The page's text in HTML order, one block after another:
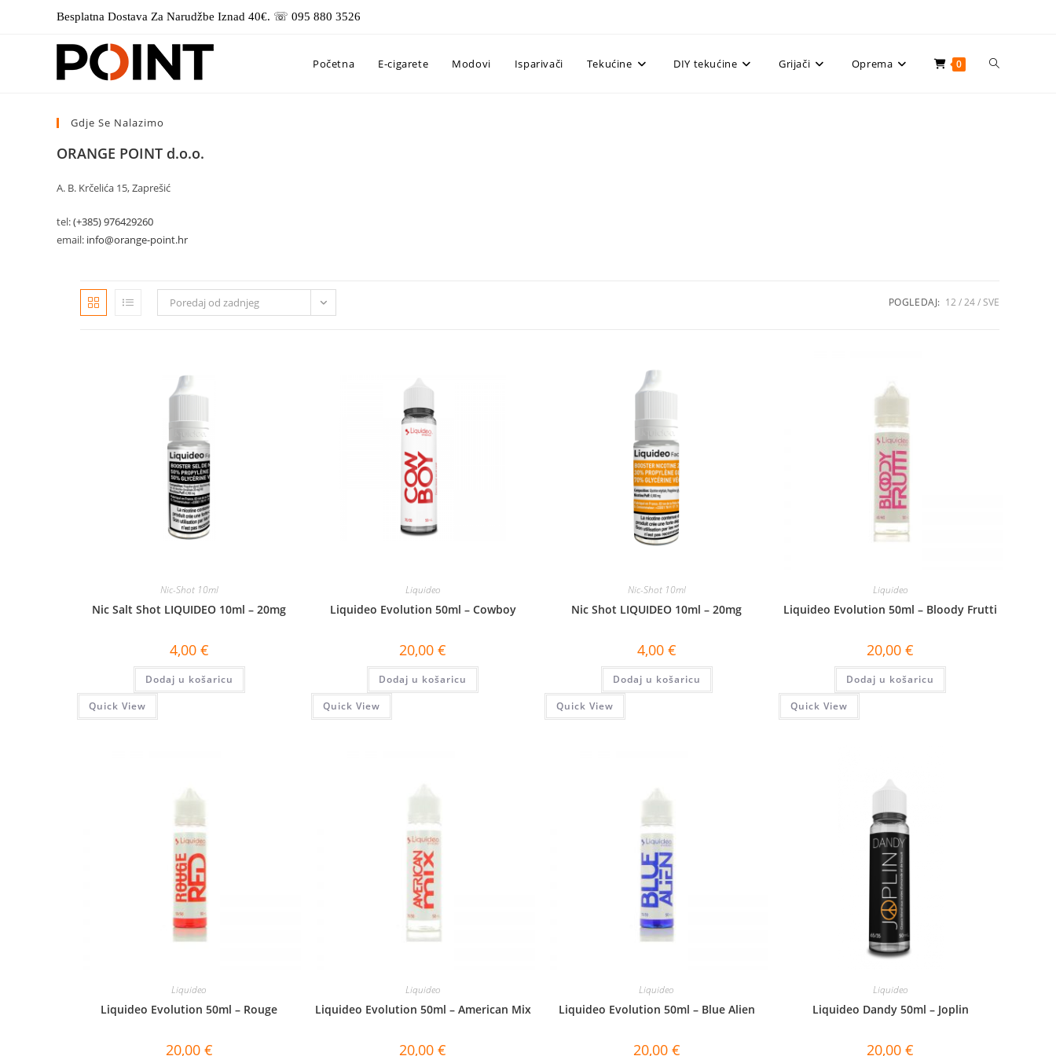
Besplatna Dostava Za Narudžbe Iznad 40€. ☏ 095 880 3526
Početna E-cigarete Modovi Isparivači Tekućine DIY tekućine Grijači Oprema 0 Uključi/
Gdje Se Nalazimo
ORANGE POINT d.o.o.
A. B. Krčelića 15, Zaprešić
tel:(+385) 976429260
email: info@orange-point.hr
Poredaj od zadnjeg POGLEDAJ: 12 24 SVE
Nic-Shot 10ml
Nic Salt Shot LIQUIDEO 10ml – 20mg
4,00 €
Dodaj u košaricu
Quick View
Liquideo
Liquideo Evolution 50ml – Cowboy
20,00€
Dodaj u košaricu
Quick View
Nic-Shot 10ml
Nic Shot LIQUIDEO 10ml – 20mg
4,00 €
Dodaj u košaricu
Quick View
Liquideo
Liquideo Evolution 50ml – Bloody Frutti
20,00€
Dodaj u košaricu
Quick View
Liquideo
Liquideo Evolution 50ml – Rouge
20,00 €
Liquideo
Liquideo Evolution 50ml – American Mix
20,00€
Liquideo
Liquideo Evolution 50ml – Blue Alien
20,00 €
Liquideo
Liquideo Dandy 50ml – Joplin
20,00€